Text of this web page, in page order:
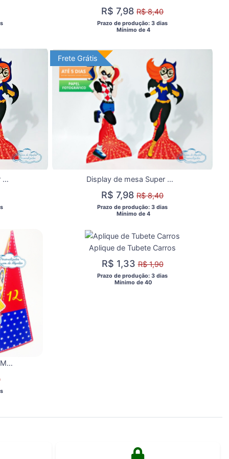
R$ 7,98 R$ 8,40
Prazo de produção: 3 dias
  Mínimo de 4
Display de Mesa Super Hero Girls
Frete Grátis
Frete Grátis
Display de mesa Super Hero Girls 27cm - Arlequina e Batgirl
R$ 7,98 R$ 8,40
Prazo de produção: 3 dias
  Mínimo de 4
Caixa pirâmide Mulher Maravilha
Aplique de Tubete Carros
R$ 1,33R$ 1,90
Prazo de produção: 3 dias
  Mínimo de 40